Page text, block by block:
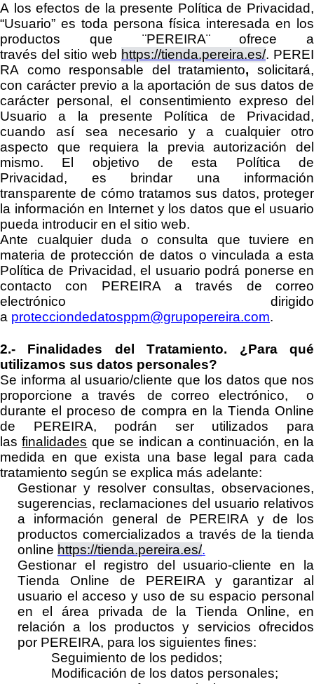
A los efectos de la presente Política de Privacidad,
“Usuario” es toda persona física interesada en los
productos que ¨PEREIRA¨ofrece a
través del sitio web https://tienda.pereira.es/. PEREI
RA como responsable del tratamiento,solicitará,
con carácter previo a la aportación de sus datos de
carácter personal, el consentimiento expreso del
Usuario a la presente Política de Privacidad,
cuando así sea necesario y a cualquier otro
aspecto que requiera la previa autorización del
mismo. El objetivo deesta Política de
Privacidad, es
brindar una información
transparente de cómo tratamos sus datos, proteger
la información en Internet y los datos que el usuario
pueda introducir en el sitio web.
Ante cualquier duda oconsulta que tuviere en
materia de protección de datos o vinculada a esta
Política de Privacidad, el usuario podrá ponerse en
contacto con PEREIRA a través decorreo
electrónico dirigido
a protecciondedatosppm@grupopereira.com.
2.- Finalidades del Tratamiento. ¿Para qué
utilizamos sus datos personales?
Se informa al usuario/cliente que los datos que nos
proporcione a través de
correo electrónico,o
durante el proceso de compra en la Tienda Online
de PEREIRA, podrán ser utilizados para
lasfinalidades que se indican a continuación, en la
medida en que exista una base legal para cada
tratamiento según se explica más adelante:
Gestionar y resolver consultas, observaciones,
sugerencias, reclamaciones del usuario relativos
a información general de PEREIRA y de los
productos comercializados a través de la tienda
online https://tienda.pereira.es/.
Gestionar el registro del usuario-cliente en la
Tienda Online de PEREIRA y garantizar al
usuario el acceso y uso de su espacio personal
en el área privada de la Tienda Online, en
relación a los productos y servicios ofrecidos
por PEREIRA, para los siguientes fines:
Seguimiento de los pedidos;
Modificación de los datos personales;